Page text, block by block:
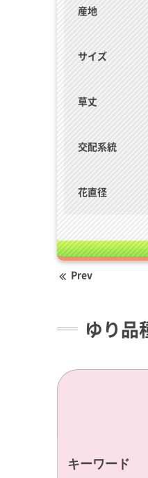
産地
サイズ
草丈
交配系統
花直径
Prev
ゆり品
キーワード